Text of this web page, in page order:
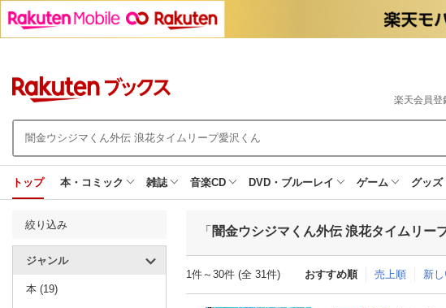
楽天会員登
トップ 本・コミック 雑誌 音楽CD DVD・ブルーレイ ゲーム グッズ
絞り込み
ジャンル
本 (19)
「 闇金ウシジマくん外伝 浪花タイムリー
1件～30件 (全 31件) おすすめ順 売上順 新